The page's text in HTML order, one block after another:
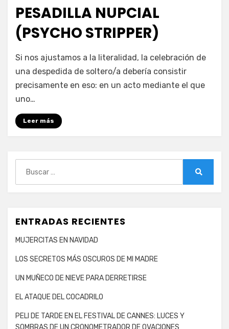
PESADILLA NUPCIAL
(PSYCHO STRIPPER)
PeliDeTarde
Deja un comentarioen
NUPCIAL
(PSYCHO
Si nos ajustamos a la literalidad, la celebración de
una despedida de soltero/a debería consistir
precisamente en eso: en un acto mediante el que
uno…
Leer más
ENTRADAS RECIENTES
MUJERCITAS EN NAVIDAD
LOS SECRETOS MÁS OSCUROS DE MI MADRE
UN MUÑECO DE NIEVE PARA DERRETIRSE
EL ATAQUE DEL COCADRILO
PELI DE TARDE EN EL FESTIVAL DE CANNES: LUCES Y
SOMBRAS DE UN CRONOMETRADOR DE OVACIONES